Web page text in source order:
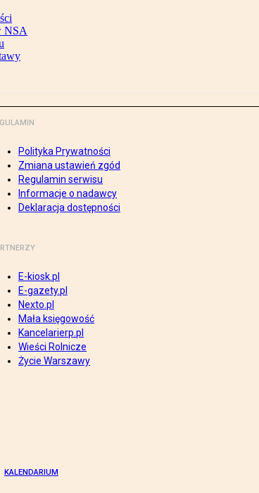
NSA
Polityka Prywatności
Zmiana ustawień zgód
Regulamin serwisu
Informacje o nadawcy
Deklaracja dostępności
E-kiosk.pl
E-gazety.pl
Nexto.pl
Mała księgowość
Kancelarierp.pl
Wieści Rolnicze
Życie Warszawy
KALENDARIUM